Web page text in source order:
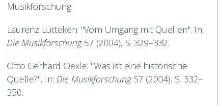
Musikforschung:
Laurenz Lütteken: "Vom Umgang mit Quellen". In:
Die Musikforschung57 (2004), S. 329–332.
Otto Gerhard Oexle: "Was ist eine historische
Quelle?". In: Die Musikforschung57 (2004), S. 332–
350.